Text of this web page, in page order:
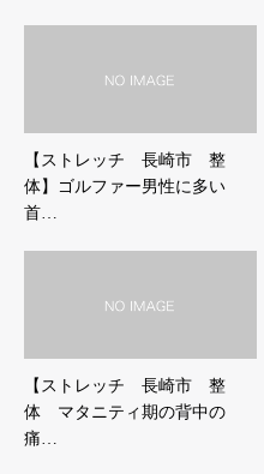
【ストレッチ 長崎市 整
体】ゴルファー男性に多い
首…
【ストレッチ 長崎市 整
体 マタニティ期の背中の
痛…